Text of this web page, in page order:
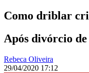
Como driblar
Após divórcio
Rebeca Oliveira
29/04/2020 17:12